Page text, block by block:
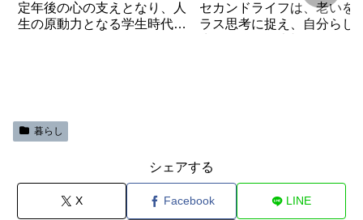
定年後の心の支えとなり、人
生の原動力となる学生時代の
セカンドライフは、老いを
ラス思考に捉え、自分らし
暮らし
シェアする
X Facebook LINE